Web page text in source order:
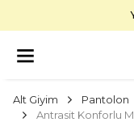
Alt Giyim
Pantolon
Antrasit Konforlu